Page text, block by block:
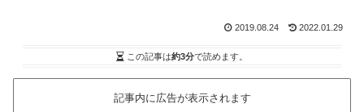
2019.08.24 2022.01.29
この記事は約3分で読めます。
記事内に広告が表示されます